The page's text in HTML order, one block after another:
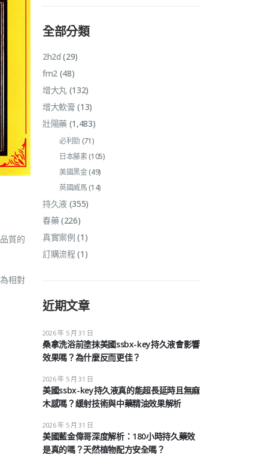
質的
相對
全部分類
2h2d (29)
fm2(48)
增大丸(132)
增大軟膏 (13)
壯陽藥(1,483)
必利勁(71)
日本藤素(105)
美國黑金(49)
英國威馬(14)
持久液(355)
春藥(226)
真實案例 (1)
訂購流程 (1)
近期文章
桑拿洗浴前塗抹美國ssbx-key持久液會影響
效果嗎？為什麼反而更佳？
2026 年 5 月 31 日
美國ssbx-key持久液真的能超長延時且無麻
木感嗎？緩射技術與中藥精油效果解析
2026 年 5 月 31 日
美國藍金偉哥深度解析：180小時持久藥效
是真的嗎？天然植物配方安全嗎？
2026 年 5 月 31 日